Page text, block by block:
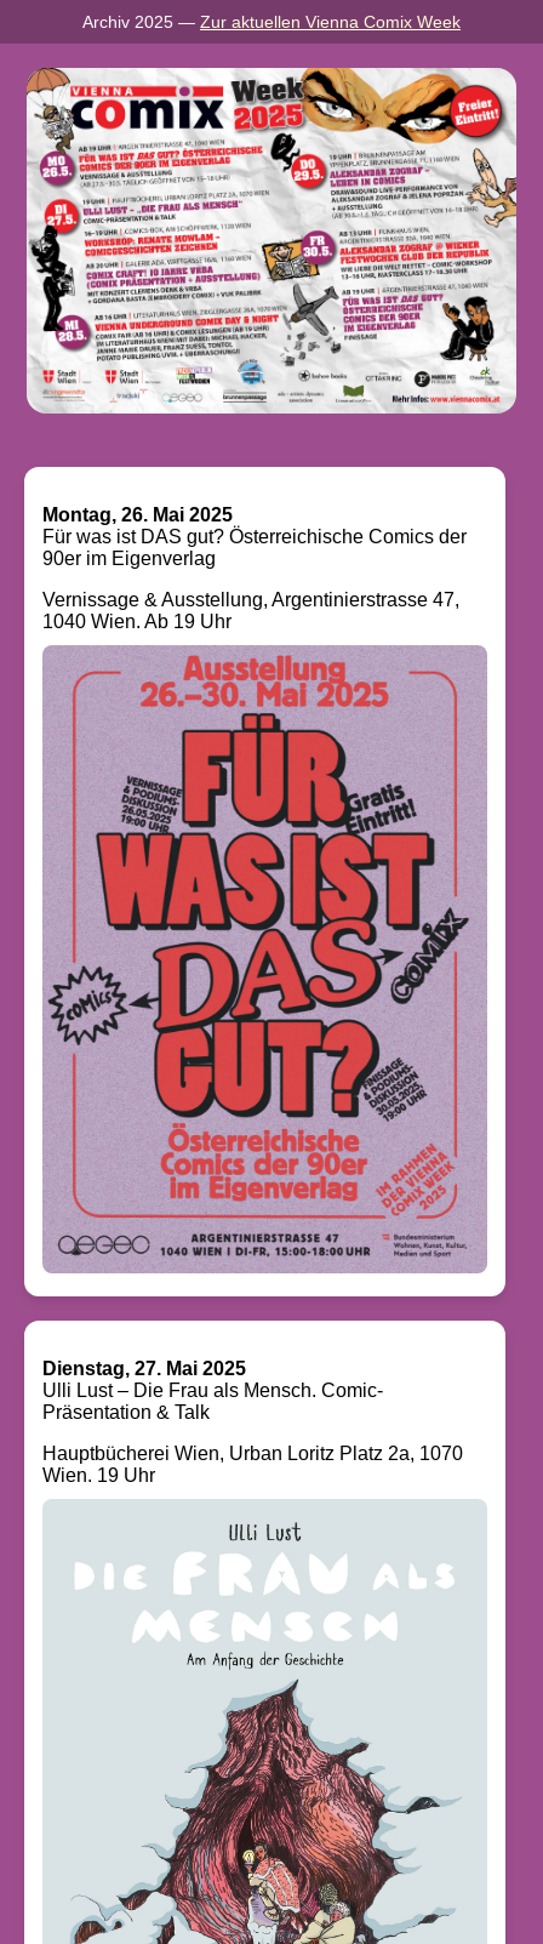
Archiv 2025 — Zur aktuellen Vienna Comix Week
Montag, 26. Mai 2025
Für was ist DAS gut? Österreichische Comics der
90er im Eigenverlag
Vernissage & Ausstellung, Argentinierstrasse 47,
1040 Wien. Ab 19 Uhr
Dienstag, 27. Mai 2025
Ulli Lust – Die Frau als Mensch. Comic-
Präsentation & Talk
Hauptbücherei Wien, Urban Loritz Platz 2a, 1070
Wien. 19 Uhr